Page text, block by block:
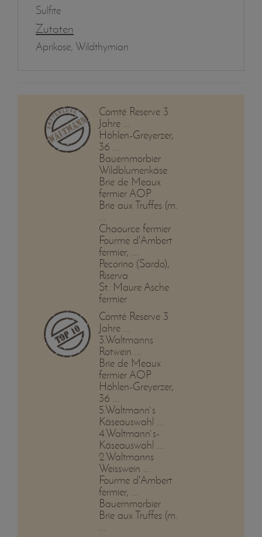
Sulfite
Zutaten
Aprikose, Wildthymian
Comté Reserve 3
Jahre ...
Höhlen-Greyerzer,
36 ...
Bauernmorbier
Wildblumenkäse
Brie de Meaux
fermier AOP
Brie aux Truffes (m.
...
Chaource fermier
Fourme d'Ambert
fermier, ...
Pecorino (Sardo),
Riserva
St. Maure Asche
fermier
Comté Reserve 3
Jahre ...
3.Waltmanns
Rotwein ...
Brie de Meaux
fermier AOP
Höhlen-Greyerzer,
36 ...
5.Waltmann`s
Käseauswahl ...
4.Waltmann`s-
Käseauswahl ...
2.Waltmanns
Weisswein ...
Fourme d'Ambert
fermier, ...
Bauernmorbier
Brie aux Truffes (m.
...